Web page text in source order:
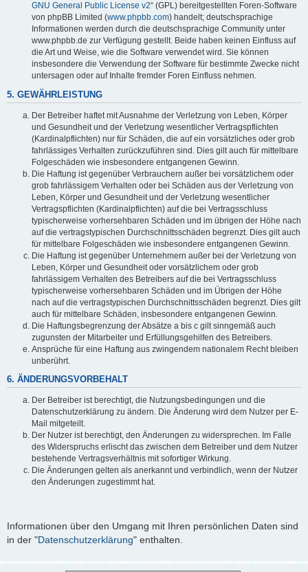
GNU General Public License v2“ (GPL) bereitgestellten Foren-Software
von phpBB Limited (www.phpbb.com) handelt; deutschsprachige
Informationen werden durch die deutschsprachige Community unter
www.phpbb.de zur Verfügung gestellt. Beide haben keinen Einfluss auf
die Art und Weise, wie die Software verwendet wird. Sie können
insbesondere die Verwendung der Software für bestimmte Zwecke nicht
untersagen oder auf Inhalte fremder Foren Einfluss nehmen.
5. GEWÄHRLEISTUNG
Der Betreiber haftet mit Ausnahme der Verletzung von Leben, Körper
und Gesundheit und der Verletzung wesentlicher Vertragspflichten
(Kardinalpflichten) nur für Schäden, die auf ein vorsätzliches oder grob
fahrlässiges Verhalten zurückzuführen sind. Dies gilt auch für mittelbare
Folgeschäden wie insbesondere entgangenen Gewinn.
Die Haftung ist gegenüber Verbrauchern außer bei vorsätzlichem oder
grob fahrlässigem Verhalten oder bei Schäden aus der Verletzung von
Leben, Körper und Gesundheit und der Verletzung wesentlicher
Vertragspflichten (Kardinalpflichten) auf die bei Vertragsschluss
typischerweise vorhersehbaren Schäden und im übrigen der Höhe nach
auf die vertragstypischen Durchschnittsschäden begrenzt. Dies gilt auch
für mittelbare Folgeschäden wie insbesondere entgangenen Gewinn.
Die Haftung ist gegenüber Unternehmern außer bei der Verletzung von
Leben, Körper und Gesundheit oder vorsätzlichem oder grob
fahrlässigem Verhalten des Betreibers auf die bei Vertragsschluss
typischerweise vorhersehbaren Schäden und im Übrigen der Höhe
nach auf die vertragstypischen Durchschnittsschäden begrenzt. Dies gilt
auch für mittelbare Schäden, insbesondere entgangenen Gewinn.
Die Haftungsbegrenzung der Absätze a bis c gilt sinngemäß auch
zugunsten der Mitarbeiter und Erfüllungsgehilfen des Betreibers.
Ansprüche für eine Haftung aus zwingendem nationalem Recht bleiben
unberührt.
6. ÄNDERUNGSVORBEHALT
Der Betreiber ist berechtigt, die Nutzungsbedingungen und die
Datenschutzerklärung zu ändern. Die Änderung wird dem Nutzer per E-
Mail mitgeteilt.
Der Nutzer ist berechtigt, den Änderungen zu widersprechen. Im Falle
des Widerspruchs erlischt das zwischen dem Betreiber und dem Nutzer
bestehende Vertragsverhältnis mit sofortiger Wirkung.
Die Änderungen gelten als anerkannt und verbindlich, wenn der Nutzer
den Änderungen zugestimmt hat.
Informationen über den Umgang mit Ihren persönlichen Daten sind
in der "Datenschutzerklärung" enthalten.